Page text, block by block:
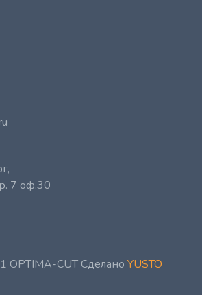
7 оф.30
CUT Сделано YUSTO